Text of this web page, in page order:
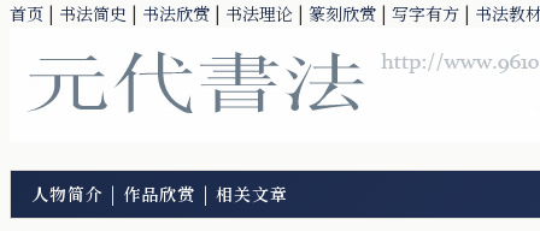
首页 | 书法简史 | 书法欣赏 | 书法理论 | 篆刻欣赏 | 写字有方 | 书法教
人物简介 | 作品欣赏 | 相关文章